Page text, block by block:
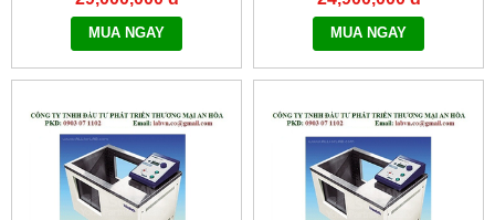
MUA NGAY MUA NGAY